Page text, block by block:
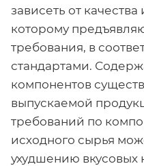
зависеть от
которому
требования, в
стандартами.
компонентов
выпускаемой
требований по
исходного сырья
ухудшению вкусовых